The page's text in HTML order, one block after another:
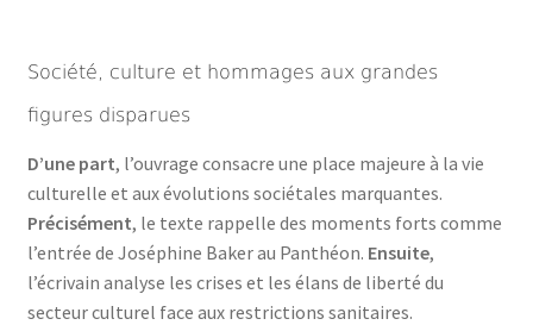
Société, culture et hommages aux grandes
figures disparues
D’une part, l’ouvrage consacre une place majeure à la vie
culturelle et aux évolutions sociétales marquantes.
Précisément, le texte rappelle des moments forts comme
l’entrée de Joséphine Baker au Panthéon. Ensuite,
l’écrivain analyse les crises et les élans de liberté du
secteur culturel face aux restrictions sanitaires.